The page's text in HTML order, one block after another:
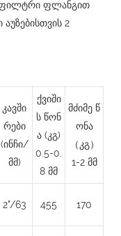
კავში
რები
(ინჩი/
მმ)
ქვიში
ს წონ
ა (კგ)
0.5-0.
8 მმ
მძიმე წ
ონა
（კგ）
1-2 მმ
2"/63 455 170